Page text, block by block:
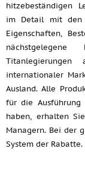
hitzebeständigen
im Detail mit den
Eigenschaften,
internationaler
Ausland. Alle
für die Ausführung
haben, erhalten
Managern. Bei der
System der Rabatte.